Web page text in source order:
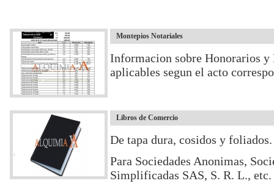
Montepios Notariales
Informacion sobre Honorarios
aplicables segun el acto
Libros de Comercio
De tapa dura, cosidos y
Para Sociedades Anonimas,
Simplificadas SAS, S. R. L., etc.